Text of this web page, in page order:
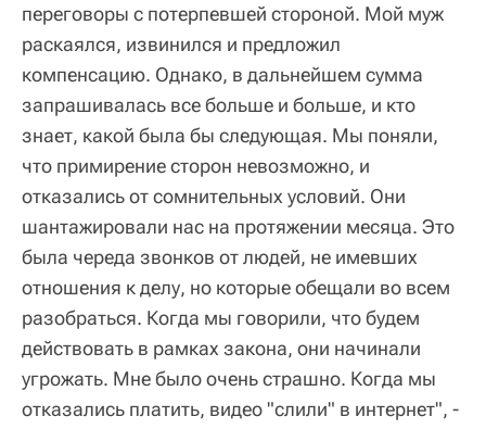
переговоры с потерпевшей стороной. Мой муж
раскаялся, извинился и предложил
компенсацию. Однако, в дальнейшем сумма
запрашивалась все больше и больше, и кто
знает, какой была бы следующая. Мы поняли,
что примирение сторон невозможно, и
отказались от сомнительных условий. Они
шантажировали нас на протяжении месяца. Это
была череда звонков от людей, не имевших
отношения к делу, но которые обещали во всем
разобраться. Когда мы говорили, что будем
действовать в рамках закона, они начинали
угрожать. Мне было очень страшно. Когда мы
отказались платить, видео "слили" в интернет", -